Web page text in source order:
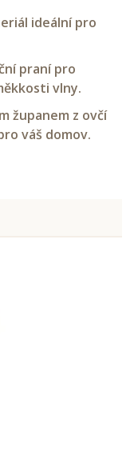
ideální pro
praní pro
vlny.
županem z ovčí
váš domov.